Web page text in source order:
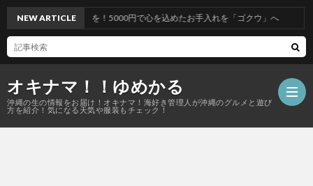
オキナマ！！ゆめかる
沖縄の生の情報をお届け！オキナマ！海好き管理人が沖縄のグルメと遊び
方を紹介！気になる天気や服装もチェック！
NEW ARTICLE
5000円で心を込めたお手入れを「ゴクウ」へ